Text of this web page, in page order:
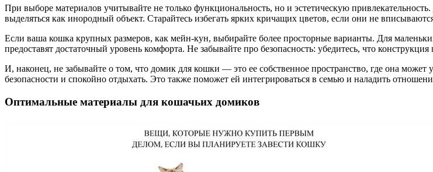
При выборе материалов учитывайте не только функциональность, но и эстетическую
выделяться как инородный объект. Старайтесь избегать ярких кричащих цветов, если они не
Если ваша кошка крупных размеров, как мейн-кун, выбирайте более просторные варианты. Для
предоставят достаточный уровень комфорта. Не забывайте про безопасность: убедитесь, что
И, наконец, не забывайте о том, что домик для кошки — это ее собственное пространство, где она может
безопасности и спокойно отдыхать. Это также поможет ей интегрироваться в семью и наладить
Оптимальные материалы для кошачьих домиков